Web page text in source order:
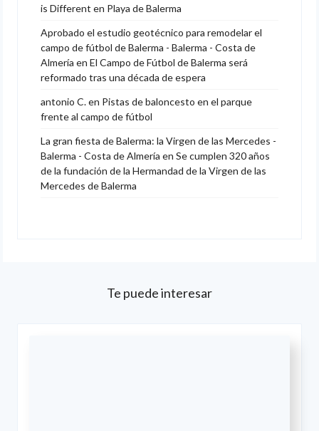
is Different en Playa de Balerma
Aprobado el estudio geotécnico para remodelar el
campo de fútbol de Balerma - Balerma - Costa de
Almería en El Campo de Fútbol de Balerma será
reformado tras una década de espera
antonio C.en Pistas de baloncesto en el parque
frente al campo de fútbol
La gran fiesta de Balerma: la Virgen de las Mercedes -
Balerma - Costa de Almería en Se cumplen 320 años
de la fundación de la Hermandad de la Virgen de las
Mercedes de Balerma
Te puede interesar